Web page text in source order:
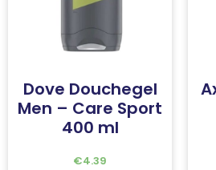
Dove Douchegel
Men – Care Sport
400 ml
€4.39